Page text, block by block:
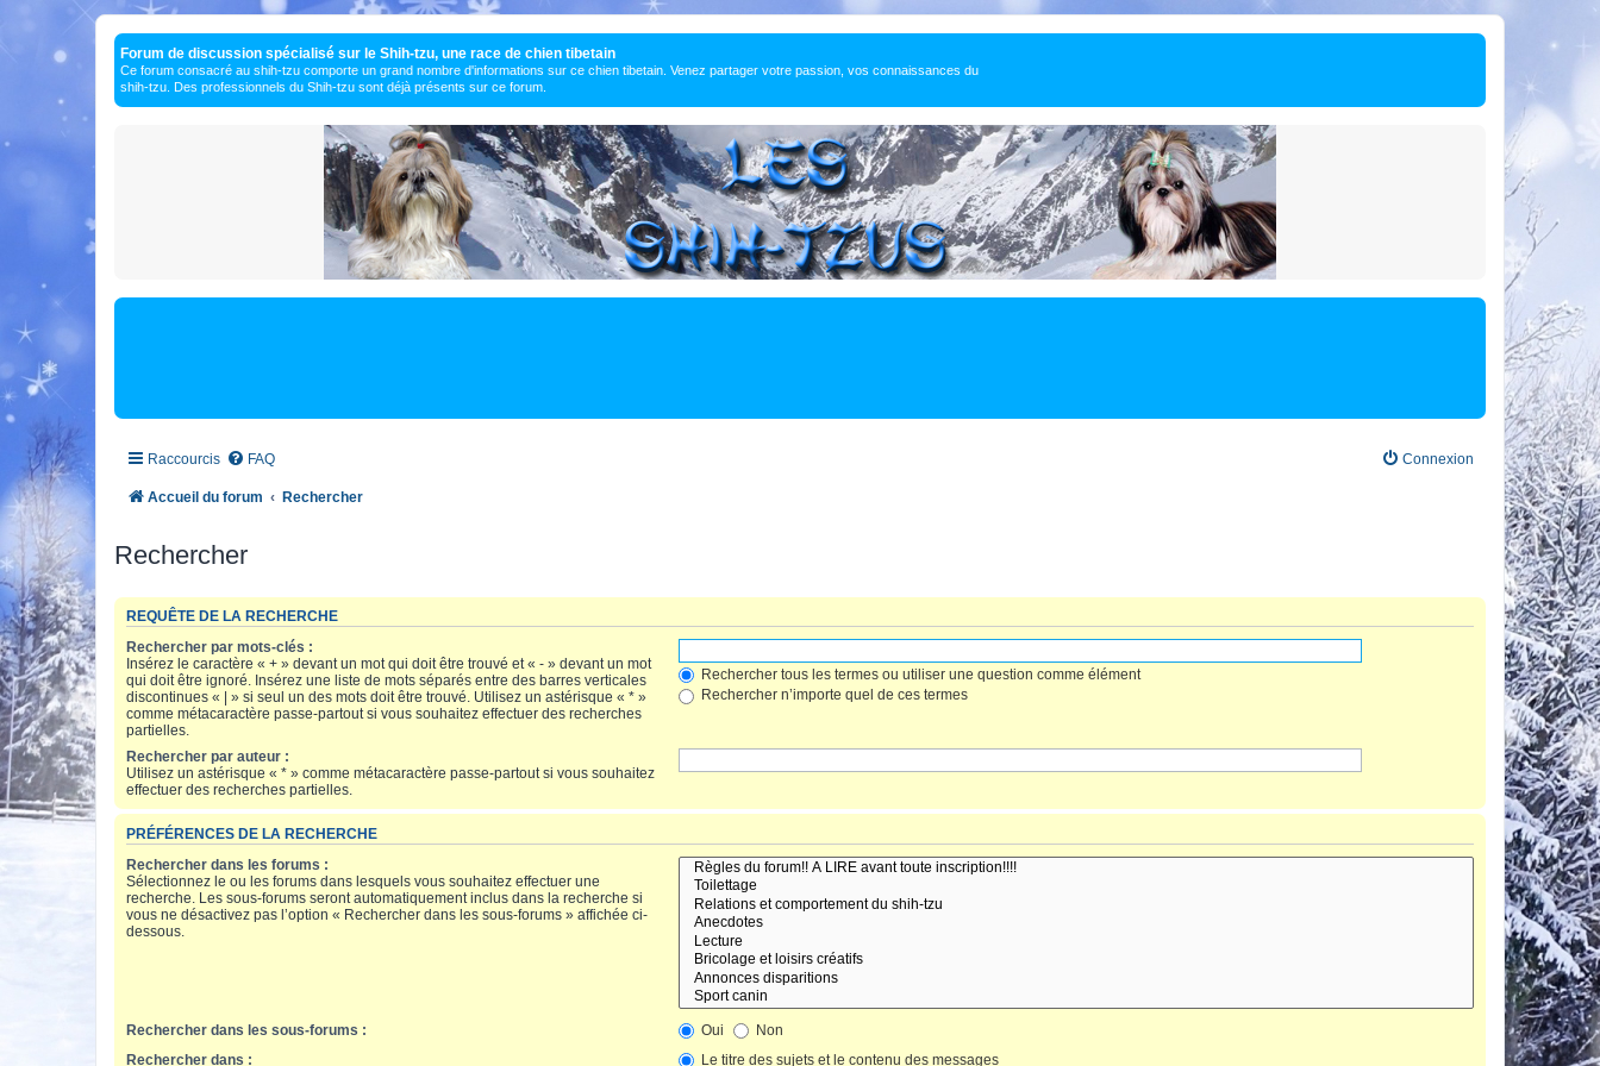
Forum de discussion spécialisé sur le Shih-tzu, une race de chien tibetain
Ce forum consacré au shih-tzu comporte un grand nombre d'informations sur ce chien tibetain. Venez partager votre passion, vos connaissances du
shih-tzu. Des professionnels du Shih-tzu sont déjà présents sur ce forum.
Raccourcis FAQ Connexion
Accueil du forum Rechercher
Rechercher
REQUÊTE DE LA RECHERCHE
Rechercher par mots-clés :
Insérez le caractère « + » devant un mot qui doit être trouvé et « - » devant un mot
qui doit être ignoré. Insérez une liste de mots séparés entre des barres verticales
discontinues « | » si seul un des mots doit être trouvé. Utilisez un astérisque « * »
comme métacaractère passe-partout si vous souhaitez effectuer des recherches
partielles.
Rechercher tous les termes ou utiliser une question comme élément
Rechercher n’importe quel de ces termes
Rechercher par auteur :
Utilisez un astérisque « * » comme métacaractère passe-partout si vous souhaitez
effectuer des recherches partielles.
PRÉFÉRENCES DE LA RECHERCHE
Rechercher dans les forums :
Sélectionnez le ou les forums dans lesquels vous souhaitez effectuer une
recherche. Les sous-forums seront automatiquement inclus dans la recherche si
vous ne désactivez pas l’option « Rechercher dans les sous-forums » affichée ci-
dessous.
Rechercher dans les sous-forums : Oui
Non
Rechercher dans :
Le titre des sujets et le contenu des messages